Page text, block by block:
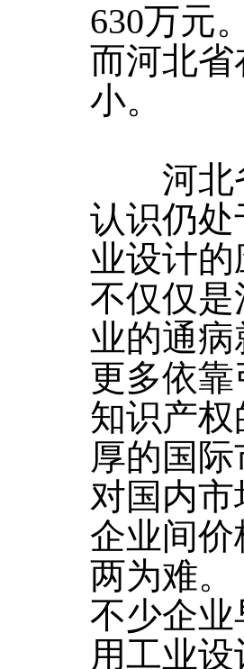
630万元。
而河北
小。
河北省
认识仍
业设计
不仅仅
业的通
更多依
知识产
厚的国
对国内
企业间
两为难。
不少企
用工业